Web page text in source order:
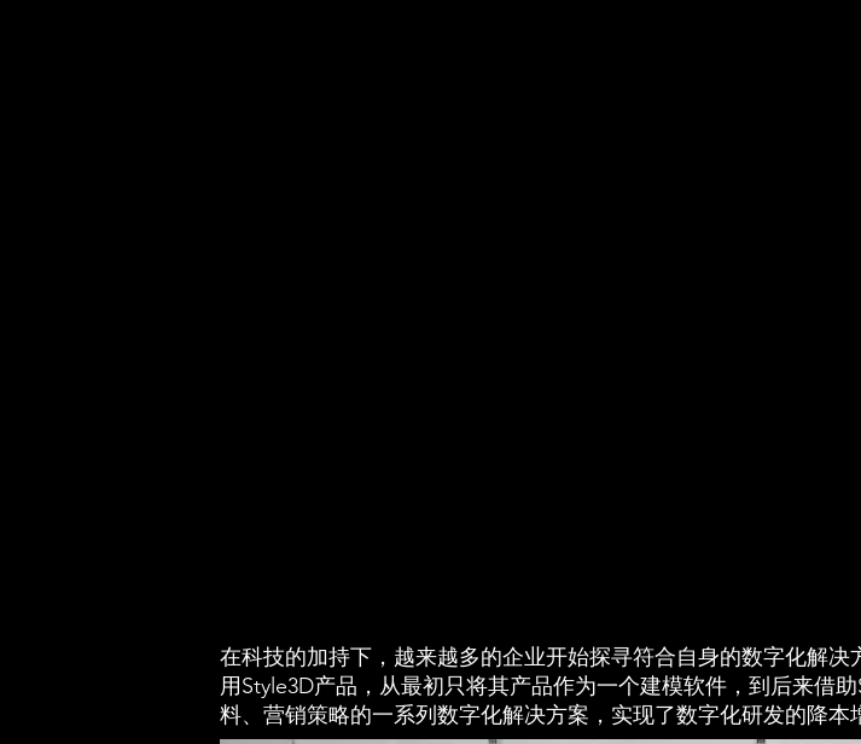
在科技的加持下，越来越多的企业开始探寻符合自身的数字化解
用Style3D产品，从最初只将其产品作为一个建模软件，到后来借
料、营销策略的一系列数字化解决方案，实现了数字化研发的降本